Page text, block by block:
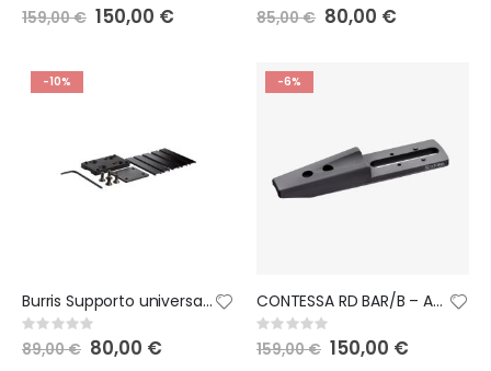
0%
159,00 € Special
Price
150,00 € 0%
85,00 € Special
Price
80,00 €
-10%
Burris Supporto universale per bocchette di ventilazione
Rating:
0%
89,00 € Special
Price
80,00 €
-6%
CONTESSA RD BAR/B – ATTACCO FISSO PER PUNTO ROSSO
Rating:
0%
159,00 € Special
Price
150,00 €